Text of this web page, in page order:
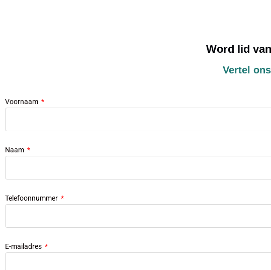
Word lid
Vertel
Voornaam
Naam
Telefoonnummer
E-mailadres